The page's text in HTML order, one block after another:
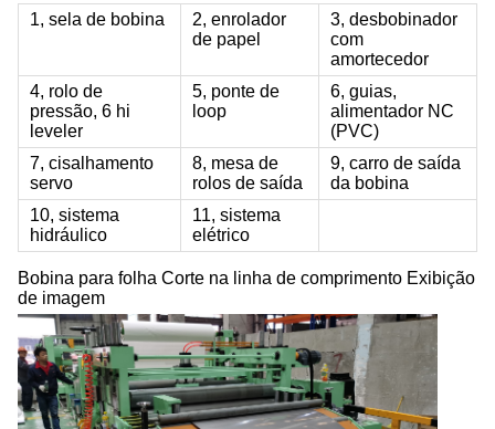
1, sela de bobina
2, enrolador
de papel
3, desbobinador
com
amortecedor
4, rolo de
pressão, 6 hi
leveler
5, ponte de
loop
6, guias,
alimentador NC
(PVC)
7, cisalhamento
servo
8, mesa de
rolos de saída
9, carro de saída
da bobina
10, sistema
hidráulico
11, sistema
elétrico
Bobina para folha Corte na linha de comprimento Exibição
de imagem